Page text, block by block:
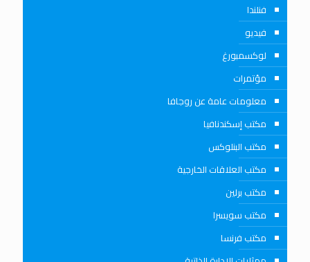
فنلندا
فيديو
لوكسمبورغ
مؤتمرات
معلومات عامة عن روجافا
مكتب إسكندنافيا
مكتب البنلوكس
مكتب العلاقات الخارجية
مكتب برلين
مكتب سويسرا
مكتب فرنسا